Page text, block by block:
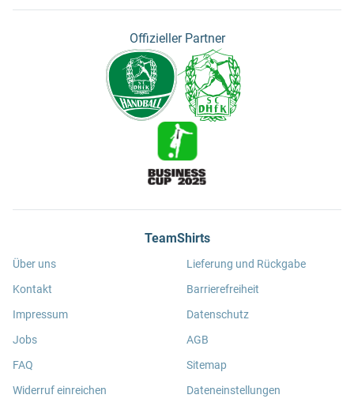
Offizieller Partner
TeamShirts
Über uns
Kontakt
Impressum
Jobs
FAQ
Widerruf einreichen
Lieferung und Rückgabe
Barrierefreiheit
Datenschutz
AGB
Sitemap
Dateneinstellungen